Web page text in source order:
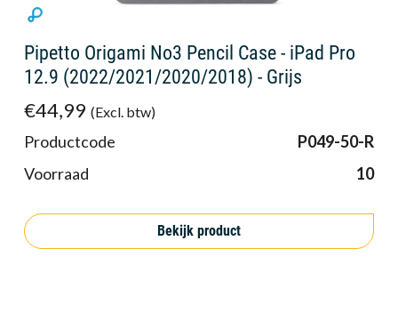
Pipetto Origami No3 Pencil Case - iPad Pro
12.9 (2022/2021/2020/2018) - Grijs
€44,99 (Excl. btw)
Productcode
P049-50-R
Voorraad
10
Bekijk product